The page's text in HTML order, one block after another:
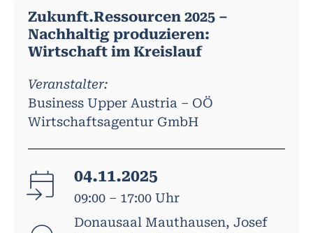
Zukunft.Ressourcen 2025 –
Nachhaltig produzieren:
Wirtschaft im Kreislauf
Veranstalter:
Business Upper Austria – OÖ
Wirtschaftsagentur GmbH
04.11.2025
09:00 – 17:00 Uhr
Donausaal Mauthausen, Josef